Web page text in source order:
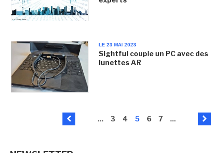
LE 23 MAI 2023
Sightful couple un PC avec des
lunettes AR
... 3 4 5 6 7 ...